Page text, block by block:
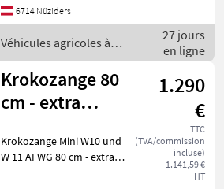
Seitenkonsole, usw... !!!! mit
26PS- 4-Zylinder Kubota
Dieselmo
6714 Nüziders
Véhicules agricoles à
moteur / Eurotrac
27 jours
en ligne
Krokozange 80
cm - extra
W10
1.290
€
TTC
(TVA/commission
incluse)
1.141,59 €
HT
Krokozange Mini W10 und
W 11 AFWG 80 cm - extra